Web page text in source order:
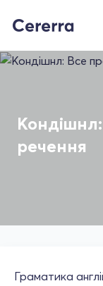
речення
Граматика